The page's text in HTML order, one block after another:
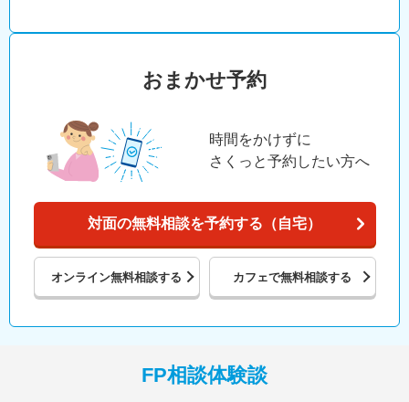
おまかせ予約
時間をかけずに
さくっと予約したい方へ
対面の無料相談を予約する（自宅）
オンライン無料相談する カフェで無料相談する
FP相談体験談